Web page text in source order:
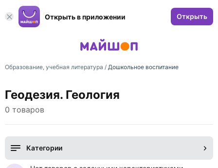
Открыть в приложении Открыть
Образование, учебная литература / Дошкольное воспитание
Геодезия. Геология
0 товаров
Категории